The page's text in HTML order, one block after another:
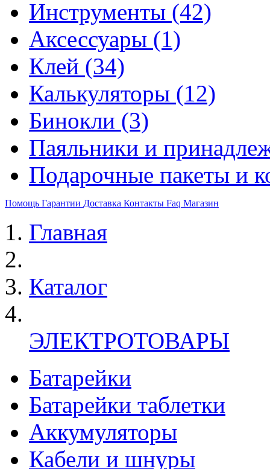
Инструменты (42)
Аксессуары (1)
Клей (34)
Калькуляторы (12)
Бинокли (3)
Паяльники и
Подарочные пакеты и
Помощь Гарантии Доставка Контакты Faq Магазин
Главная
Каталог
ЭЛЕКТРОТОВАРЫ
Батарейки
Батарейки таблетки
Аккумуляторы
Кабели и шнуры